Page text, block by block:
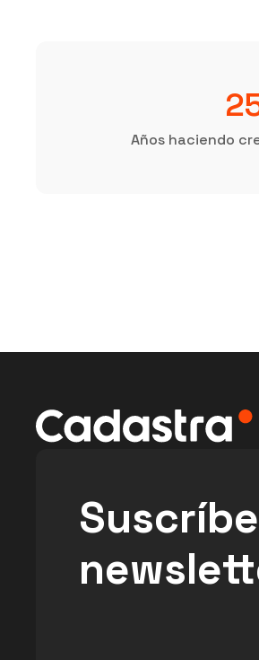
Años haciendo